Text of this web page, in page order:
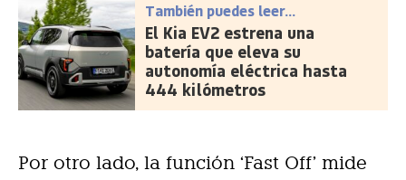
También puedes leer...
El Kia EV2 estrena una
batería que eleva su
autonomía eléctrica hasta
444 kilómetros
Por otro lado, la función ‘Fast Off’ mide